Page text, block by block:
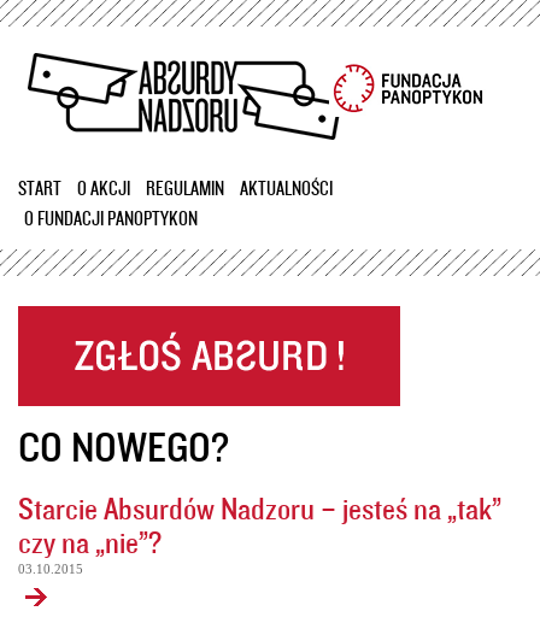
Przejdź
treści
START O AKCJI REGULAMIN
AKTUALNOŚCI
O FUNDACJI PANOPTYKON
CO NOWEGO?
Starcie Absurdów Nadzoru – jesteś na „tak”
czy na „nie”?
03.10.2015